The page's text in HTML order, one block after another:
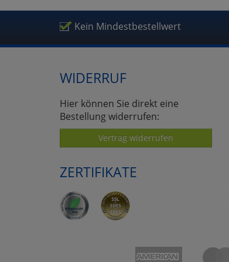
Kein Mindestbestellwert
WIDERRUF
Hier können Sie direkt eine
Bestellung widerrufen:
Vertrag widerrufen
ZERTIFIKATE